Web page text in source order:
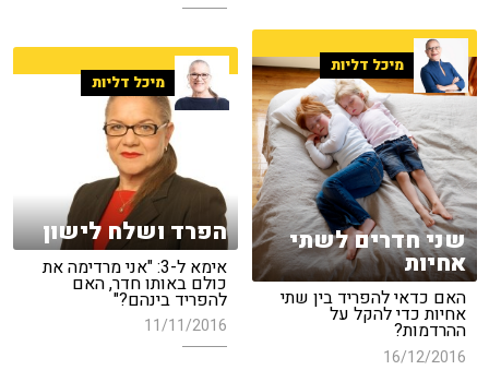
מיכל דליות
שני חדרים לשתי
אחיות
האם כדאי להפריד בין שתי
אחיות כדי להקל על
ההרדמות?
16/12/2016
מיכל דליות
הפרד ושלח לישון
אימא ל-3: "אני מרדימה את
כולם באותו חדר, האם
להפריד בינהם?"
11/11/2016